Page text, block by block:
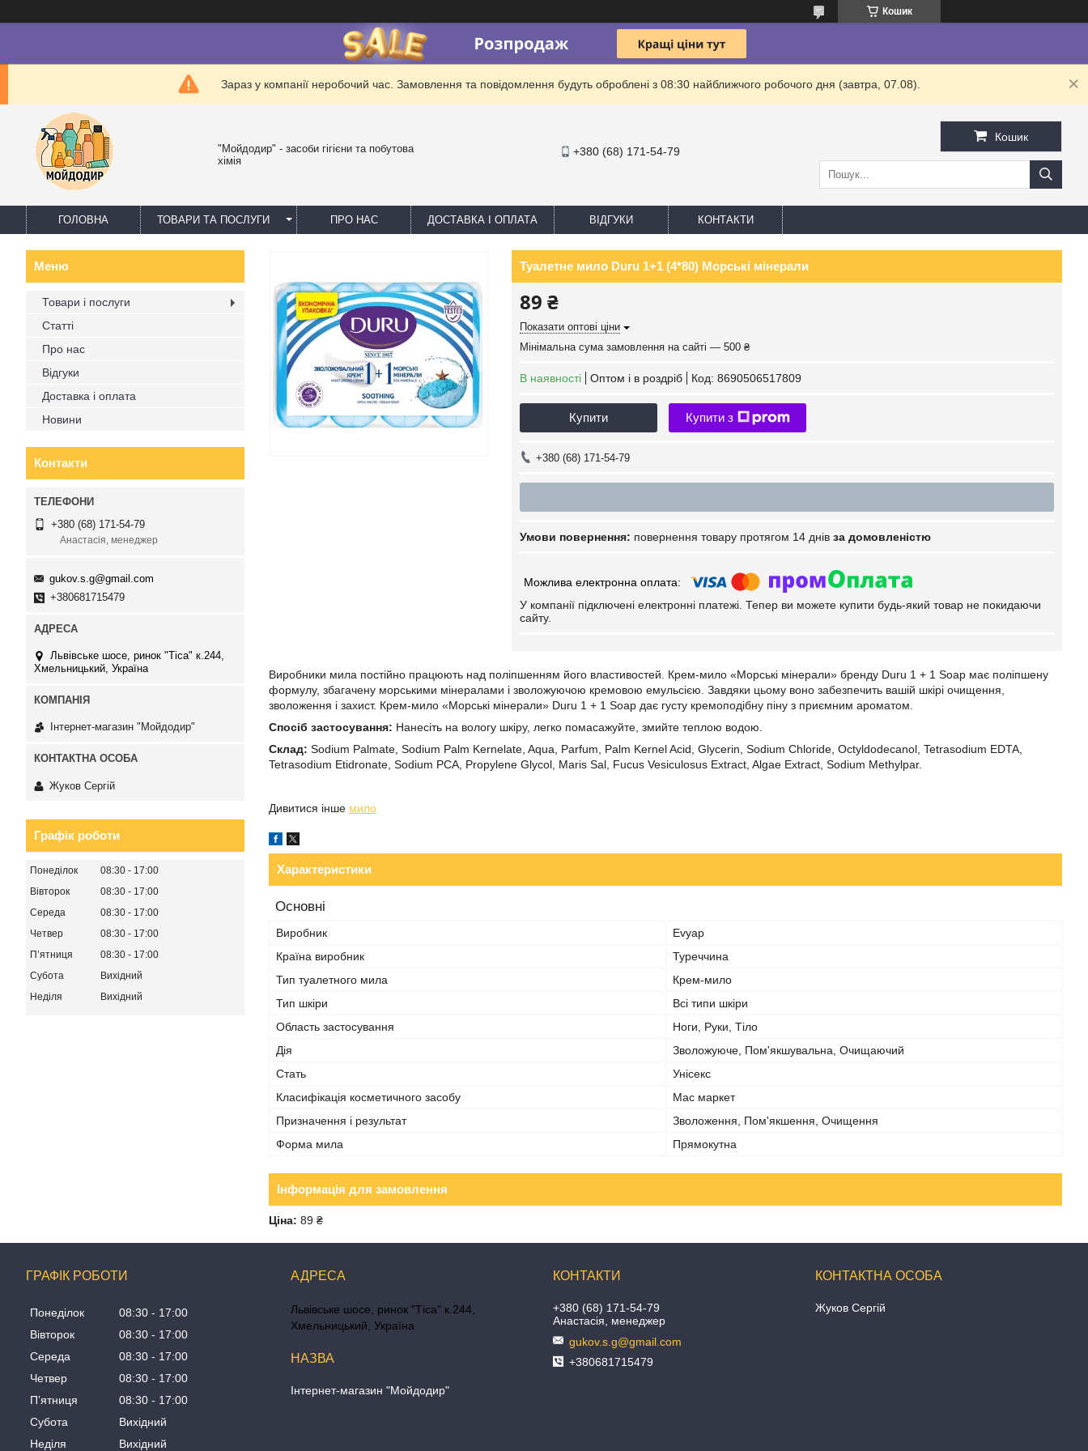
Кошик
Зараз у компанії неробочий час. Замовлення та повідомлення будуть оброблені з 08:30 найближчого робочого дня (завтра, 07.08).
"Мойдодир" - засоби гігієни та побутова
хімія
+380 (68) 171-54-79
Кошик
ГОЛОВНА ТОВАРИ ТА ПОСЛУГИ ПРО НАС ДОСТАВКА І ОПЛАТА ВІДГУКИ КОНТАКТИ
Туалетне мило Duru 1+1 (4*80) Морські мінерали
89 ₴
Показати оптові ціни
Мінімальна сума замовлення на сайті — 500 ₴
В наявності Оптом і в роздріб Код: 8690506517809
Купити Купити з
+380 (68) 171-54-79
повернення товару протягом 14 днів за домовленістю
У компанії підключені електронні платежі. Тепер ви можете купити будь-який товар не покидаючи
сайту.
Виробники мила постійно працюють над поліпшенням його властивостей. Крем-мило «Морські мінерали» бренду Duru 1 + 1 Soap має поліпшену
формулу, збагачену морськими мінералами і зволожуючою кремовою емульсією. Завдяки цьому воно забезпечить вашій шкірі очищення,
зволоження і захист. Крем-мило «Морські мінерали» Duru 1 + 1 Soap дає густу кремоподібну піну з приємним ароматом.
Спосіб застосування: Нанесіть на вологу шкіру, легко помасажуйте, змийте теплою водою.
Склад: Sodium Palmate, Sodium Palm Kernelate, Aqua, Parfum, Palm Kernel Acid, Glycerin, Sodium Chloride, Octyldodecanol, Tetrasodium EDTA,
Tetrasodium Etidronate, Sodium PCA, Propylene Glycol, Maris Sal, Fucus Vesiculosus Extract, Algae Extract, Sodium Methylpar.
Дивитися інше мило
Характеристики
Основні
Виробник
Evyap
Країна виробник
Туреччина
Тип туалетного мила
Крем-мило
Тип шкіри
Всі типи шкіри
Область застосування
Ноги, Руки, Тіло
Дія
Зволожуюче, Пом'якшувальна, Очищаючий
Стать
Унісекс
Класифікація косметичного засобу
Мас маркет
Призначення і результат
Зволоження, Пом'якшення, Очищення
Форма мила
Прямокутна
Інформація для замовлення
Ціна: 89 ₴
Товари і послуги
Статті
Про нас
Відгуки
Доставка і оплата
Новини
Контакти
+380 (68) 171-54-79
Анастасія, менеджер
gukov.s.g@gmail.com
+380681715479
Львівське шосе, ринок "Тіса" к.244,
Хмельницький, Україна
Інтернет-магазин "Мойдодир"
Жуков Сергій
Графік роботи
Понеділок 08:30
17:00
Вівторок
08:30
17:00
Середа
08:30
17:00
Четвер
08:30
17:00
Пʼятниця
08:30
17:00
Субота
Вихідний
Неділя
Вихідний
ГРАФІК РОБОТИ
Понеділок 08:30
17:00
Вівторок
08:30
17:00
Середа
08:30
17:00
Четвер
08:30
17:00
Пʼятниця
08:30
17:00
Субота
Вихідний
Неділя
Вихідний
Львівське шосе, ринок "Тіса" к.244,
Хмельницький, Україна
Інтернет-магазин "Мойдодир"
+380 (68) 171-54-79
Анастасія, менеджер
gukov.s.g@gmail.com
+380681715479
Жуков Сергій